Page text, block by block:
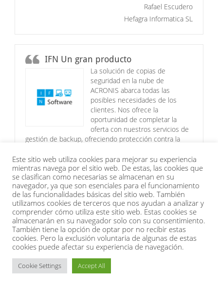
Rafael Escudero
Hefagra Informatica SL
IFN Un gran producto
La solución de copias de
seguridad en la nube de
ACRONIS abarca todas las
posibles necesidades de los
clientes. Nos ofrece la
oportunidad de completar la
oferta con nuestros servicios de
gestión de backup, ofreciendo protección contra la
ó secuestro.
El modelo de pago por uso que ofrece Reditelsa es
importante para nosotros.
En resumen, nos ofrece la flexibilidad para pagar sólo
por los servicios que facilitamos a nuestros clientes,
incentivando la venta de la solución ACRONIS BACKUP
CLOUD con su política de precios.
Miguel Ángel Martín
IFN software s.l.
Este sitio web utiliza cookies para mejorar su experiencia
mientras navega por el sitio web. De estas, las cookies que
se clasifican como necesarias se almacenan en su
navegador, ya que son esenciales para el funcionamiento
de las funcionalidades básicas del sitio web. También
utilizamos cookies de terceros que nos ayudan a analizar y
comprender cómo utiliza este sitio web. Estas cookies se
almacenarán en su navegador solo con su consentimiento.
También tiene la opción de optar por no recibir estas
cookies. Pero la exclusión voluntaria de algunas de estas
cookies puede afectar su experiencia de navegación.
Cookie Settings Accept All